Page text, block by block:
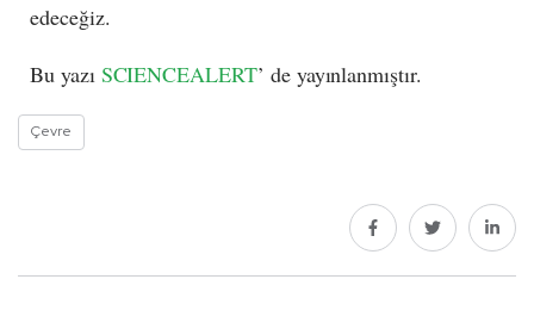
edeceğiz.
Bu yazı SCIENCEALERT’ de yayınlanmıştır.
Çevre